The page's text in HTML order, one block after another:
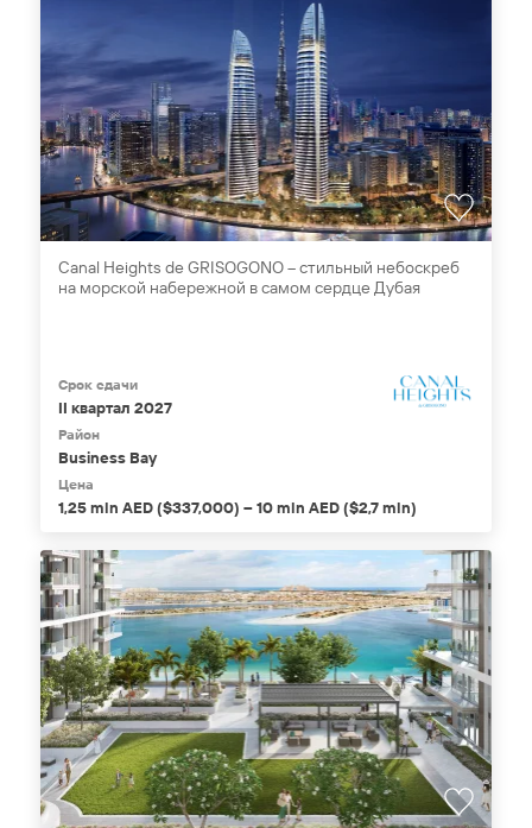
Canal Heights de GRISOGONO – стильный небоскреб
на морской набережной в самом сердце Дубая
Срок сдачи
II квартал 2027
Район
Business Bay
Цена
1,25 mln AED ($337,000) – 10 mln AED ($2,7 mln)